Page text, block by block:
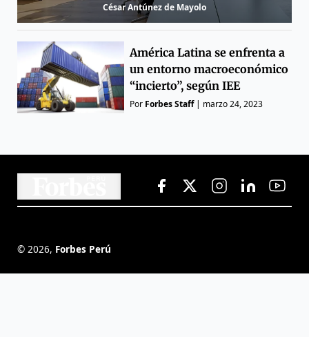
César Antúnez de Mayolo
América Latina se enfrenta a
un entorno macroeconómico
“incierto”, según IEE
Por Forbes Staff| marzo 24, 2023
© 2026, Forbes Perú